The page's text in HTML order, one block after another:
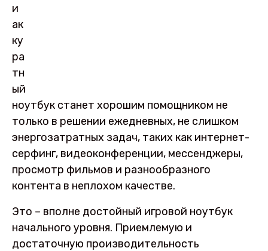
и
ак
ку
ра
тн
ый
ноутбук станет хорошим помощником не
только в решении ежедневных, не слишком
энергозатратных задач, таких как интернет-
серфинг, видеоконференции, мессенджеры,
просмотр фильмов и разнообразного
контента в неплохом качестве.
Это – вполне достойный игровой ноутбук
начального уровня. Приемлемую и
достаточную производительность